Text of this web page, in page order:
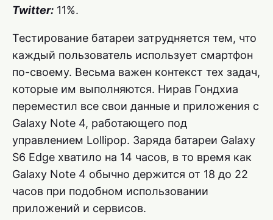
Twitter: 11%.
Тестирование батареи затрудняется тем, что
каждый пользователь использует смартфон
по-своему. Весьма важен контекст тех задач,
которые им выполняются. Нирав Гондхиа
переместил все свои данные и приложения с
Galaxy Note 4, работающего под
управлением Lollipop. Заряда батареи Galaxy
S6 Edge хватило на 14 часов, в то время как
Galaxy Note 4 обычно держится от 18 до 22
часов при подобном использовании
приложений и сервисов.